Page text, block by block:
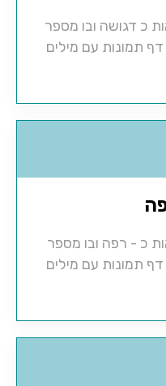
כ דגושה ובו מספר
תמונות עם מילים
כ - רפה ובו מספר
תמונות עם מילים